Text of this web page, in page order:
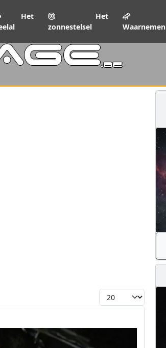
Het
Het
zonnestelsel
Waarnemen
.be
Toon #